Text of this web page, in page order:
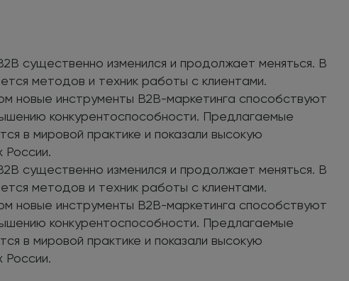
существенно изменился и продолжает меняться. В
методов и техник работы с клиентами.
новые инструменты В2В-маркетинга способствуют
конкурентоспособности. Предлагаемые
в мировой практике и показали высокую
России.
существенно изменился и продолжает меняться. В
методов и техник работы с клиентами.
новые инструменты В2В-маркетинга способствуют
конкурентоспособности. Предлагаемые
в мировой практике и показали высокую
России.